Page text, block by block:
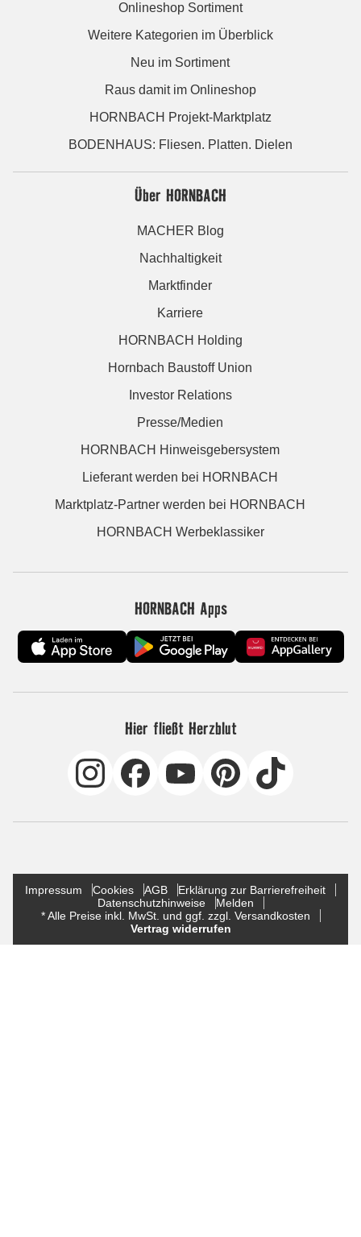
Onlineshop Sortiment
Weitere Kategorien im Überblick
Neu im Sortiment
Raus damit im Onlineshop
HORNBACH Projekt-Marktplatz
BODENHAUS: Fliesen. Platten. Dielen
Über HORNBACH
MACHER Blog
Nachhaltigkeit
Marktfinder
Karriere
HORNBACH Holding
Hornbach Baustoff Union
Investor Relations
Presse/Medien
HORNBACH Hinweisgebersystem
Lieferant werden bei HORNBACH
Marktplatz-Partner werden bei HORNBACH
HORNBACH Werbeklassiker
HORNBACH Apps
Hier fließt Herzblut
Impressum Cookies AGB
Erklärung zur Barrierefreiheit
Datenschutzhinweise
Melden
* Alle Preise inkl. MwSt. und ggf. zzgl. Versandkosten
Vertrag widerrufen